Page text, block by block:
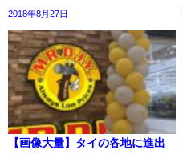
2018年8月27日
【画像大量】タイの各地に進出